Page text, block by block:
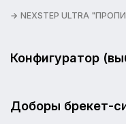
NEXSTEP ULTRA
Конфигуратор
Доборы брекет-